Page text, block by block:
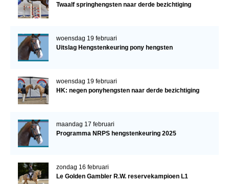
Twaalf springhengsten naar derde bezichtiging
woensdag 19 februari
Uitslag Hengstenkeuring pony hengsten
woensdag 19 februari
HK: negen ponyhengsten naar derde bezichtiging
maandag 17 februari
Programma NRPS hengstenkeuring 2025
zondag 16 februari
Le Golden Gambler R.W. reservekampioen L1